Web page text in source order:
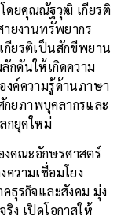
ดยคุณณัฐวุฒิ เกียรติ
ายงานทรัพยากร
กียรติเป็นสักขีพยาน
กดันให้เกิดความ
งค์ความรู้ด้านภาษา
ยภาพบุคลากรและ
กยุคใหม่
คณะอักษรศาสตร์
วามเชื่อมโยง
ธุรกิจและสังคม มุ่ง
ง เปิดโอกาสให้